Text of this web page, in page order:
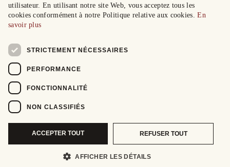
utilisateur. En utilisant notre site Web, vous acceptez tous les
cookies conformément à notre Politique relative aux cookies.En
savoir plus
STRICTEMENT NÉCESSAIRES
PERFORMANCE
FONCTIONNALITÉ
NON CLASSIFIÉS
ACCEPTER TOUT REFUSER TOUT
AFFICHER LES DÉTAILS